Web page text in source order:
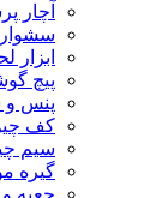
آچار
ابزار
پیچ
پنس و
کف
سیم
گیره
جعبه و